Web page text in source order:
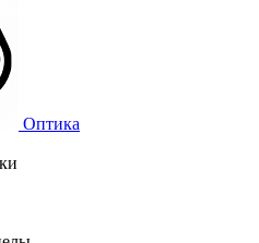
Оптика